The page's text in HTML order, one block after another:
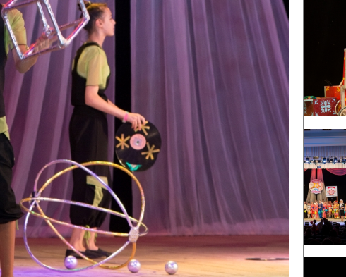
«Ровесник» Дом культуры с.
Рогожинер Светлана Георгиевна
«Шари-вари» МУ «Культурно-
руководители Отличные работники
Республики Алёна Александровна и
Дома культуры с. Делакеу,
Отличный работник культуры
Пётр Петрович Дижмару;
Дома культуры посёлка Красное,
Отличный работник культуры
Анжела Владимировна
«Алегро» Дома детско –юношеского